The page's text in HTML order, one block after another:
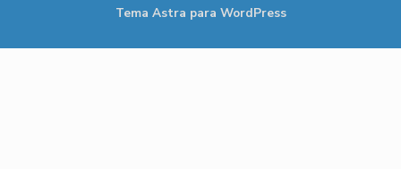
Tema Astra para WordPress